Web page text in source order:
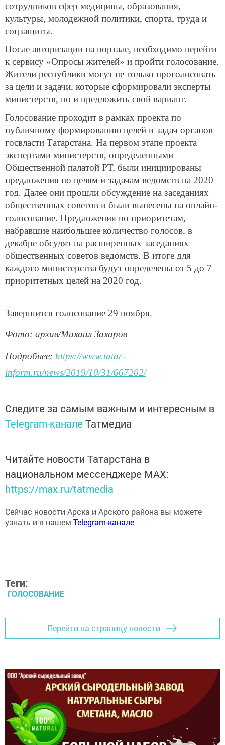
сотрудников сфер медицины, образования,
культуры, молодежной политики, спорта, труда и
соцзащиты.
После авторизации на портале, необходимо перейти
к сервису «Опросы жителей» и пройти голосование.
Жители республики могут не только проголосовать
за цели и задачи, которые сформировали эксперты
министерств, но и предложить свой вариант.
Голосование проходит в рамках проекта по
публичному формированию целей и задач органов
госвласти Татарстана. На первом этапе проекта
экспертами министерств, определенными
Общественной палатой РТ, были инициированы
предложения по целям и задачам ведомств на 2020
год. Далее они прошли обсуждение на заседаниях
общественных советов и были вынесены на онлайн-
голосование. Предложения по приоритетам,
набравшие наибольшее количество голосов, в
декабре обсудят на расширенных заседаниях
общественных советов ведомств. В итоге для
каждого министерства будут определены от 5 до 7
приоритетных целей на 2020 год.
Завершится голосование 29 ноября.
Фото: архив/Михаил Захаров
Подробнее: https://www.tatar-
inform.ru/news/2019/10/31/667202/
Следите за самым важным и интересным в
Telegram-канале Татмедиа
Читайте новости Татарстана в
национальном мессенджере MАХ:
https://max.ru/tatmedia
Сейчас новости Арска и Арского района вы можете
узнать и в нашем Telegram-канале
Теги:
ГОЛОСОВАНИЕ
Перейти на страницу новости